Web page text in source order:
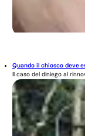
Quando il chiosco deve
Il caso del diniego al